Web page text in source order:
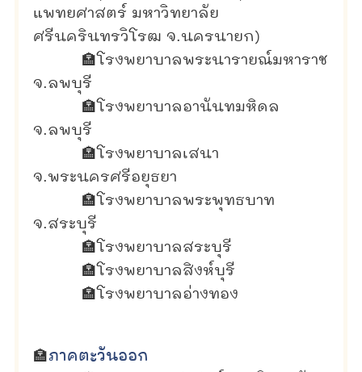
แพทยศาสตร์ มหาวิทยาลัย
ศรีนครินทรวิโรฒ จ.นครนายก)
🏣 โรงพยาบาลพระนารายณ์มหาราช
จ.ลพบุรี
🏣 โรงพยาบาลอานันทมหิดล
จ.ลพบุรี
🏣 โรงพยาบาลเสนา
จ.พระนครศรีอยุธยา
🏣 โรงพยาบาลพระพุทธบาท
จ.สระบุรี
🏣 โรงพยาบาลสระบุรี
🏣 โรงพยาบาลสิงห์บุรี
🏣 โรงพยาบาลอ่างทอง
🏣 ภาคตะวันออก